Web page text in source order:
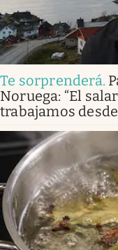
Te sorprenderá.
Noruega: “El
trabajamos